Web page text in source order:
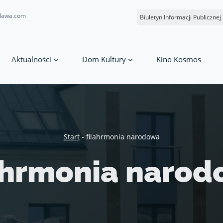
Biuletyn Informacji Publicznej
Aktualności Dom Kultury Kino Kosmos
Start- filahrmonia narodowa